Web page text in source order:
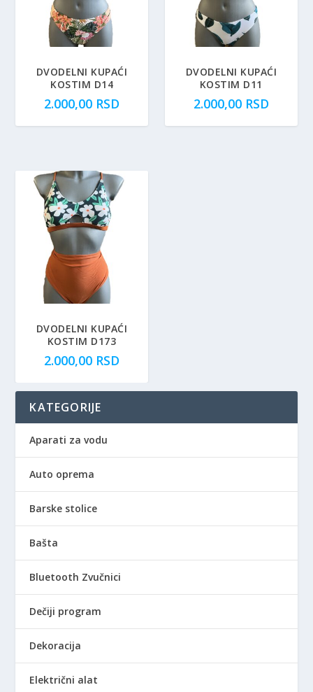
DVODELNI KUPAĆI
KOSTIM D14
2.000,00 RSD
DVODELNI KUPAĆI
KOSTIM D11
2.000,00 RSD
DVODELNI KUPAĆI
KOSTIM D173
2.000,00 RSD
KATEGORIJE
Aparati za vodu
Auto oprema
Barske stolice
Bašta
Bluetooth Zvučnici
Dečiji program
Dekoracija
Električni alat